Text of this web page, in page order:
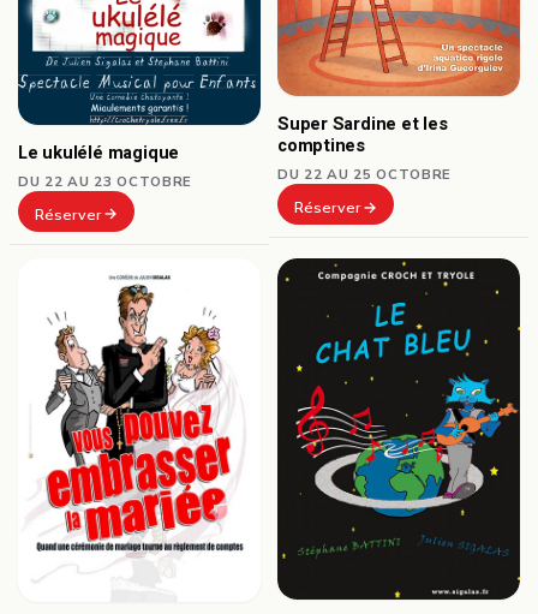
Le ukulélé magique
DU 22 AU 23 OCTOBRE
Réserver
Super Sardine et les
comptines
DU 22 AU 25 OCTOBRE
Réserver